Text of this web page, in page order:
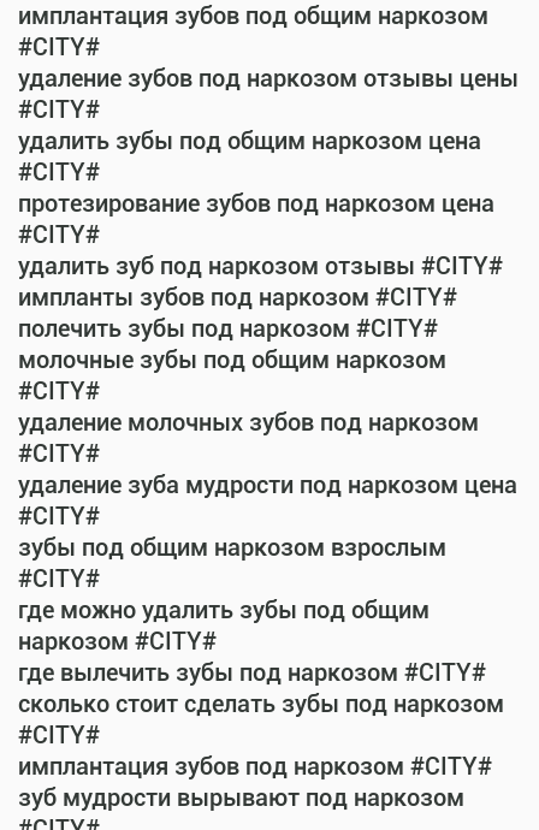
имплантация зубов под общим наркозом
#CITY#
удаление зубов под наркозом отзывы цены
#CITY#
удалить зубы под общим наркозом цена
#CITY#
протезирование зубов под наркозом цена
#CITY#
удалить зуб под наркозом отзывы #CITY#
импланты зубов под наркозом #CITY#
полечить зубы под наркозом #CITY#
молочные зубы под общим наркозом
#CITY#
удаление молочных зубов под наркозом
#CITY#
удаление зуба мудрости под наркозом цена
#CITY#
зубы под общим наркозом взрослым
#CITY#
где можно удалить зубы под общим
наркозом #CITY#
где вылечить зубы под наркозом #CITY#
сколько стоит сделать зубы под наркозом
#CITY#
имплантация зубов под наркозом #CITY#
зуб мудрости вырывают под наркозом